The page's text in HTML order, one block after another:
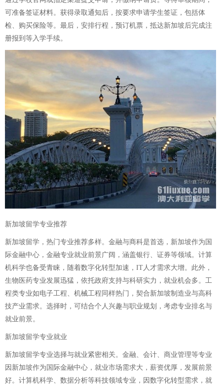
可准备签证材料。获得录取通知后，按要求申请学生签证，包括体
检、购买保险等。最后，安排行程，预订机票，抵达新加坡后完成注
册报到等入学手续。
新加坡留学专业推荐
新加坡留学，热门专业推荐多样。金融与商科是首选，新加坡作为国
际金融中心，金融专业就业前景广阔，涵盖银行、证券等领域。计算
机科学也备受青睐，随着数字化转型加速，IT人才需求大增。此外，
生物医药专业发展迅猛，依托政府支持与科研实力，就业机会多。工
程类专业如电子工程、机械工程同样热门，契合新加坡制造业与高科
技产业需求。选择时，可结合个人兴趣与职业规划，考虑专业排名与
就业前景。
新加坡留学专业就业
新加坡留学专业选择与就业紧密相关。金融、会计、商业管理等专业
因新加坡作为国际金融中心，就业市场需求大，薪资优厚，发展前景
好。计算机科学、数据分析等科技领域专业，因数字化转型需求，就